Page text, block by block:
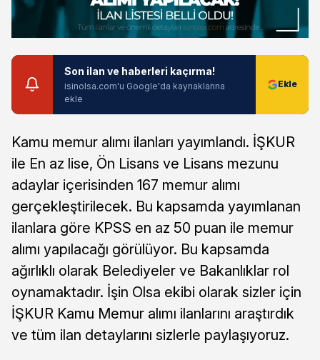
Son ilan ve haberleri kaçırma!
isinolsa.com'u Google'da kaynaklarına
ekle
Kamu memur alımı ilanları yayımlandı. İŞKUR
ile En az lise, Ön Lisans ve Lisans mezunu
adaylar içerisinden 167 memur alımı
gerçekleştirilecek. Bu kapsamda yayımlanan
ilanlara göre KPSS en az 50 puan ile memur
alımı yapılacağı görülüyor. Bu kapsamda
ağırlıklı olarak Belediyeler ve Bakanlıklar rol
oynamaktadır. İşin Olsa ekibi olarak sizler için
İŞKUR Kamu Memur alımı ilanlarını araştırdık
ve tüm ilan detaylarını sizlerle paylaşıyoruz.